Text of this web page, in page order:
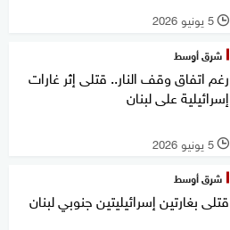
l 5 يونيو 2026
شرق أوسط
رغم اتفاق وقف النار.. قتلى إثر غارات
إسرائيلية على لبنان
l 5 يونيو 2026
شرق أوسط
قتلى بغارتين إسرائيليتين جنوبي لبنان